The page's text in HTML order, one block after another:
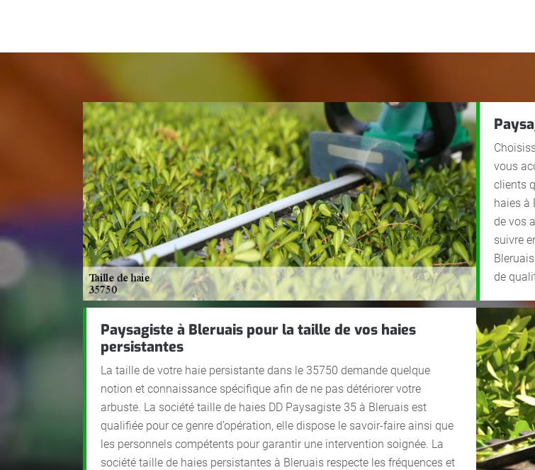
vous
clients
haies à
de vos
suivre
de
Paysagiste à Bleruais pour la taille de vos haies
persistantes
La taille de votre haie persistante dans le 35750 demande quelque
notion et connaissance spécifique afin de ne pas détériorer votre
arbuste. La société taille de haies DD Paysagiste 35 à Bleruais est
qualifiée pour ce genre d’opération, elle dispose le savoir-faire ainsi que
les personnels compétents pour garantir une intervention soignée. La
société taille de haies persistantes à Bleruais respecte les fréquences et